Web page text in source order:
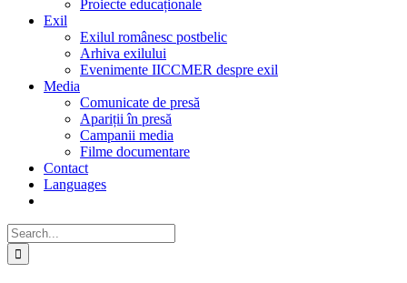
Proiecte educaționale
Exil
Exilul românesc postbelic
Arhiva exilului
Evenimente IICCMER despre exil
Media
Comunicate de presă
Apariții în presă
Campanii media
Filme documentare
Contact
Languages
Search
for: